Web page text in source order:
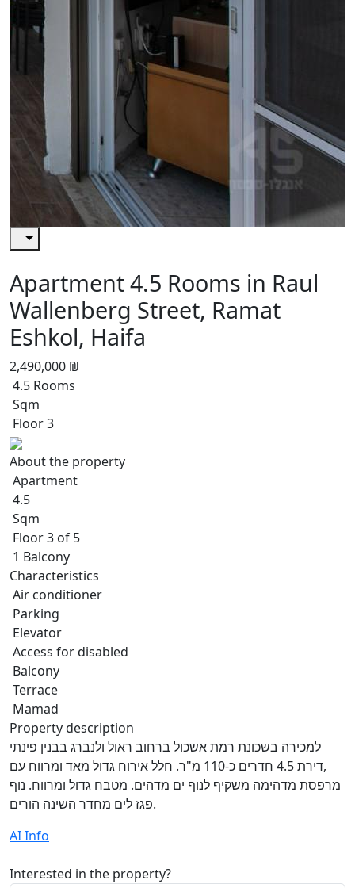
Apartment 4.5 Rooms in Raul
Wallenberg Street, Ramat
Eshkol, Haifa
2,490,000 ₪
4.5 Rooms
Sqm
Floor 3
About the property
Apartment
4.5
Sqm
Floor 3 of 5
1 Balcony
Characteristics
Air conditioner
Parking
Elevator
Access for disabled
Balcony
Terrace
Mamad
Property description
למכירה בשכונת רמת אשכול ברחוב ראול ולנברג בבנין פינתי
,דירת 4.5 חדרים כ-110 מ"ר. חלל אירוח גדול מאד ומרווח עם
מרפסת מדהימה משקיף לנוף ים מדהים. מטבח גדול ומרווח. נוף
פגז לים מחדר השינה הורים.
AI Info
Interested in the property?